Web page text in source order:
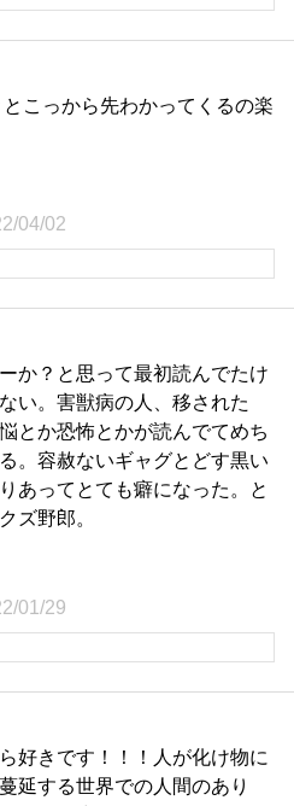
こっから先わかってくるの楽
04/02
か？と思って最初読んでたけ
い。害獣病の人、移された
とか恐怖とかが読んでてめち
。容赦ないギャグとどす黒い
あってとても癖になった。と
ズ野郎。
01/29
好きです！！！人が化け物に
延する世界での人間のあり